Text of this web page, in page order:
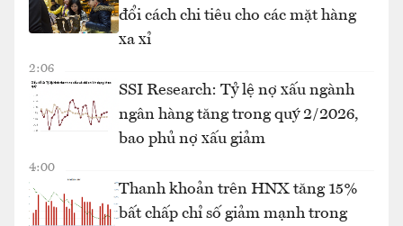
đổi cách chi tiêu cho các mặt hàng
xa xỉ
2:06
SSI Research: Tỷ lệ nợ xấu ngành
ngân hàng tăng trong quý 2/2026,
bao phủ nợ xấu giảm
4:00
Thanh khoản trên HNX tăng 15%
bất chấp chỉ số giảm mạnh trong